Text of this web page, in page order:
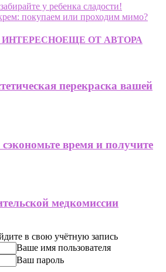
у ребенка сладости!
покупаем или проходим мимо?
ЕЩЕ ОТ АВТОРА
перекраска вашей
время и получите
медкомиссии
в свою учётную запись
Ваше имя пользователя
Ваш пароль